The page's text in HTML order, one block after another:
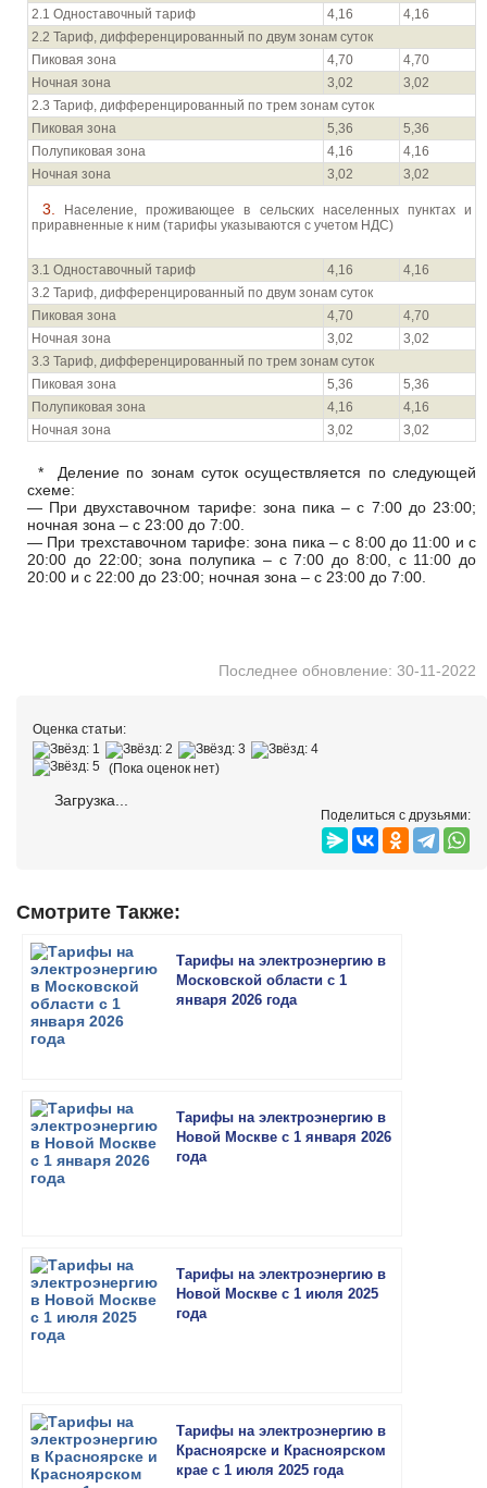
2.1 Одноставочный тариф
4,16
4,16
2.2 Тариф, дифференцированный по двум зонам суток
Пиковая зона
4,70
4,70
Ночная зона
3,02
3,02
2.3 Тариф, дифференцированный по трем зонам суток
Пиковая зона
5,36
5,36
Полупиковая зона
4,16
4,16
Ночная зона
3,02 3,02
3. Население, проживающее в сельских населенных пунктах и
приравненные к ним (тарифы указываются с учетом НДС)
3.1 Одноставочный тариф 4,16
4,16
3.2 Тариф, дифференцированный по двум зонам суток
Пиковая зона
4,70
4,70
Ночная зона
3,02
3,02
3.3 Тариф, дифференцированный по трем зонам суток
Пиковая зона
5,36
5,36
Полупиковая зона
4,16
4,16
Ночная зона
3,02 3,02
* Деление по зонам суток осуществляется по следующей
схеме:
— При двухставочном тарифе: зона пика – с 7:00 до 23:00;
ночная зона – с 23:00 до 7:00.
— При трехставочном тарифе: зона пика – с 8:00 до 11:00 и с
20:00 до 22:00; зона полупика – с 7:00 до 8:00, с 11:00 до
20:00 и с 22:00 до 23:00; ночная зона – с 23:00 до 7:00.
Последнее обновление: 30-11-2022
Оценка статьи:
(Пока оценок нет)
Загрузка...
Поделиться с друзьями:
Смотрите Также:
Тарифы на электроэнергию в
Московской области с 1
января 2026 года
Тарифы на электроэнергию в
Новой Москве с 1 января 2026
года
Тарифы на электроэнергию в
Новой Москве с 1 июля 2025
года
Тарифы на электроэнергию в
Красноярске и Красноярском
крае с 1 июля 2025 года